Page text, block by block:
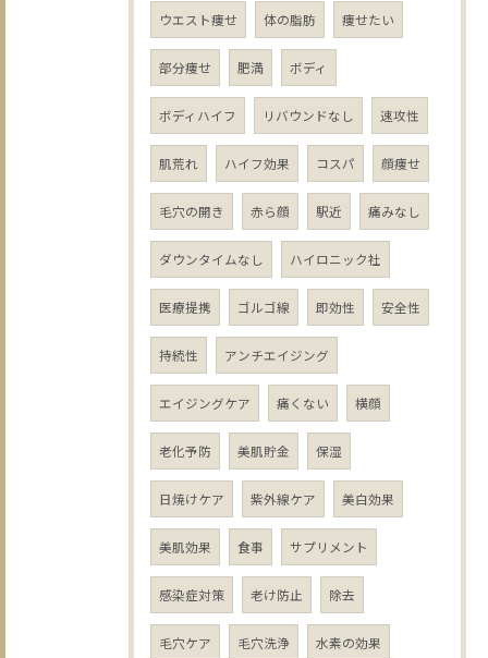
ウエスト痩せ 体の脂肪 痩せたい
部分痩せ 肥満 ボディ
ボディハイフ リバウンドなし 速攻性
肌荒れ ハイフ効果 コスパ 顔痩せ
毛穴の開き 赤ら顔 駅近 痛みなし
ダウンタイムなし ハイロニック社
医療提携 ゴルゴ線 即効性 安全性
持続性 アンチエイジング
エイジングケア 痛くない 横顔
老化予防 美肌貯金 保湿
日焼けケア 紫外線ケア 美白効果
美肌効果 食事 サプリメント
感染症対策 老け防止 除去
毛穴ケア 毛穴洗浄 水素の効果